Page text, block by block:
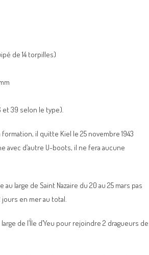
de 14 torpilles)
39 selon le type).
formation, il quitte Kiel le 25 novembre 1943
avec d’autre U-boots, il ne fera aucune
large de Saint Nazaire du 20 au 25 mars pas
jours en mer au total.
de l’Île d’Yeu pour rejoindre 2 dragueurs de